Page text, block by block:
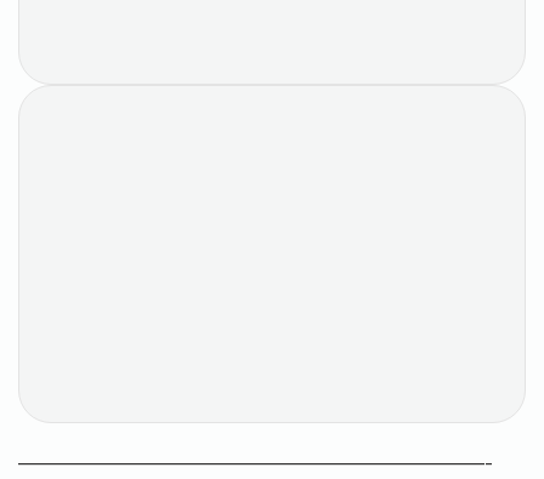
————————————————————————-